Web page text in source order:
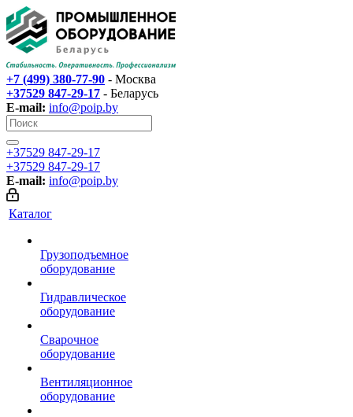
+7 (499) 380-77-90 - Москва
+37529 847-29-17‬ - Беларусь
E-mail: info@poip.by
+37529 847-29-17‬
+37529 847-29-17‬
E-mail: info@poip.by
Каталог
Грузоподъемное
оборудование
Гидравлическое
оборудование
Сварочное
оборудование
Вентиляционное
оборудование